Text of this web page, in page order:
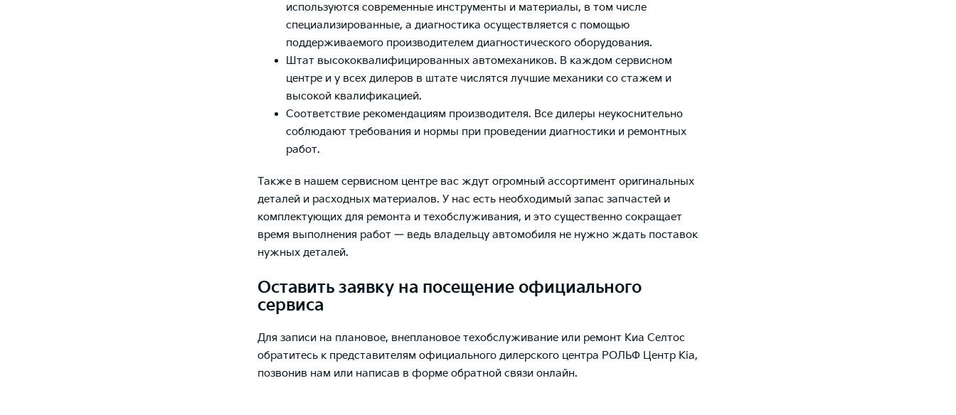
используются современные инструменты и материалы, в том числе
специализированные, а диагностика осуществляется с помощью
поддерживаемого производителем диагностического оборудования.
Штат высококвалифицированных автомехаников. В каждом сервисном
центре и у всех дилеров в штате числятся лучшие механики со стажем и
высокой квалификацией.
Соответствие рекомендациям производителя. Все дилеры неукоснительно
соблюдают требования и нормы при проведении диагностики и ремонтных
работ.
Также в нашем сервисном центре вас ждут огромный ассортимент оригинальных
деталей и расходных материалов. У нас есть необходимый запас запчастей и
комплектующих для ремонта и техобслуживания, и это существенно сокращает
время выполнения работ — ведь владельцу автомобиля не нужно ждать поставок
нужных деталей.
Оставить заявку на посещение официального
сервиса
Для записи на плановое, внеплановое техобслуживание или ремонт Киа Селтос
обратитесь к представителям официального дилерского центра РОЛЬФ Центр Kia,
позвонив нам или написав в форме обратной связи онлайн.